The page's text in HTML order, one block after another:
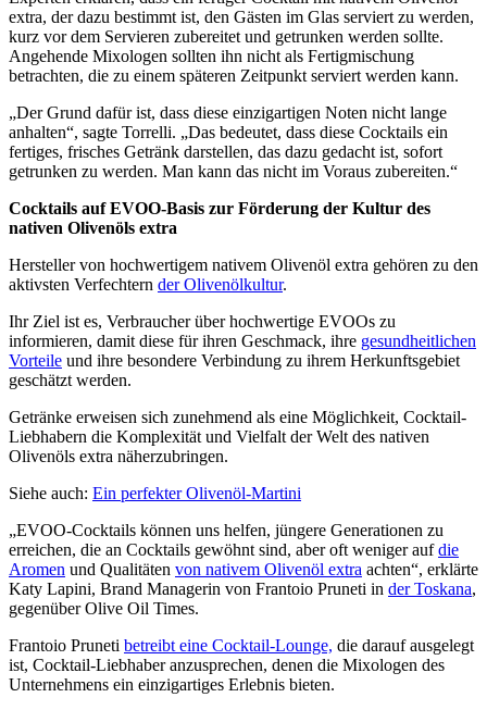
extra, der dazu bestimmt ist, den Gästen im Glas serviert zu werden,
kurz vor dem Servieren zubereitet und getrunken werden sollte.
Angehende Mixologen sollten ihn nicht als Fertigmischung
betrachten, die zu einem späteren Zeitpunkt serviert werden kann.
„Der Grund dafür ist, dass diese einzigartigen Noten nicht lange
anhalten“, sagte Torrelli. „Das bedeutet, dass diese Cocktails ein
fertiges, frisches Getränk darstellen, das dazu gedacht ist, sofort
getrunken zu werden. Man kann das nicht im Voraus zubereiten.“
Cocktails auf EVOO-Basis zur Förderung der Kultur des
nativen Olivenöls extra
Hersteller von hochwertigem nativem Olivenöl extra gehören zu den
aktivsten Verfechtern der Olivenölkultur.
Ihr Ziel ist es, Verbraucher über hochwertige EVOOs zu
informieren, damit diese für ihren Geschmack, ihre gesundheitlichen
Vorteile und ihre besondere Verbindung zu ihrem Herkunftsgebiet
geschätzt werden.
Getränke erweisen sich zunehmend als eine Möglichkeit, Cocktail-
Liebhabern die Komplexität und Vielfalt der Welt des nativen
Olivenöls extra näherzubringen.
Siehe auch: Ein perfekter Olivenöl-Martini
„EVOO-Cocktails können uns helfen, jüngere Generationen zu
erreichen, die an Cocktails gewöhnt sind, aber oft weniger aufdie
Aromen und Qualitäten von nativem Olivenöl extra achten“, erklärte
Katy Lapini, Brand Managerin von Frantoio Pruneti in der Toskana,
gegenüber Olive Oil Times.
Frantoio Pruneti betreibt eine Cocktail-Lounge, die darauf ausgelegt
ist, Cocktail-Liebhaber anzusprechen, denen die Mixologen des
Unternehmens ein einzigartiges Erlebnis bieten.